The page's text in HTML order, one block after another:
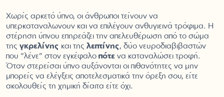
Χωρίς αρκετό ύπνο, οι άνθρωποι τείνουν να
υπερκαταναλωνουν και να επιλέγουν ανθυγιεινά τρόφιμα. Η
στέρηση ύπνου επηρεάζει την απελευθέρωση από το σώμα
της γκρελίνης και της λεπτίνης, δύο νευροδιαβιβαστών
που “λένε” στον εγκέφαλο πότε να καταναλώσει τροφή.
Όταν στερείσαι ύπνο αυξάνονται οι πιθανότητες να μην
μπορείς να ελέγξεις αποτελεσματικά την όρεξη σου, είτε
ακολουθείς τη χημική δίαιτα είτε όχι.